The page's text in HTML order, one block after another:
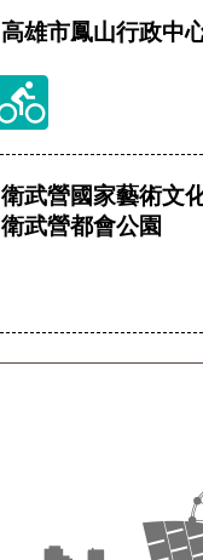
高雄市鳳山行政中
衛武營國家藝術文
衛武營都會公園